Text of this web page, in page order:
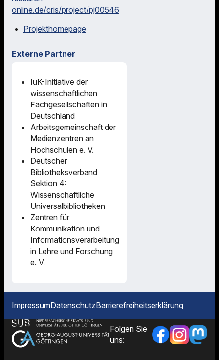
online.de/cris/project/pj00546
Projekthomepage
Externe Partner
IuK-Initiative der
wissenschaftlichen
Fachgesellschaften in
Deutschland
Arbeitsgemeinschaft der
Medienzentren an
Hochschulen e. V.
Deutscher
Bibliotheksverband
Sektion 4:
Wissenschaftliche
Universalbibliotheken
Zentren für
Kommunikation und
Informationsverarbeitung
in Lehre und Forschung
e. V.
ImpressumDatenschutzBarrierefreiheitserklärung
Folgen Sie
uns: